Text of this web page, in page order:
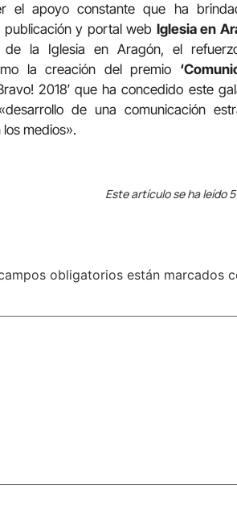
el apoyo constante que ha
publicación y portal web Iglesia en
de la Iglesia en Aragón, el
la creación del premio
2018′ que ha concedido este
de una comunicación
medios».
Este artículo se ha leído
obligatorios están marcados